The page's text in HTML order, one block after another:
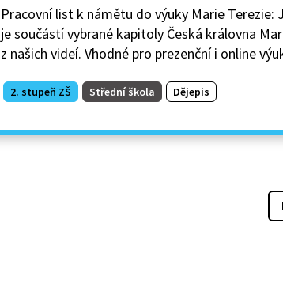
Pracovní list k námětu do výuky Marie Terezie:
je součástí vybrané kapitoly Česká královna
z našich videí. Vhodné pro prezenční i online
2. stupeň ZŠ Střední škola Dějepis